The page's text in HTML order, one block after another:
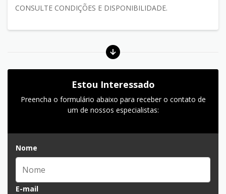
CONSULTE CONDIÇÕES E DISPONIBILIDADE.
Estou Interessado
Preencha o formulário abaixo para receber o contato de
um de nossos especialistas:
Nome
E-mail